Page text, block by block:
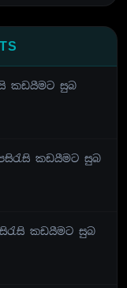
කඩයීමට සුබ
කඩයීමට සුබ
කඩයීමට සුබ